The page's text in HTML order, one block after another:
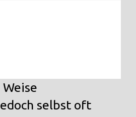
selbst oft